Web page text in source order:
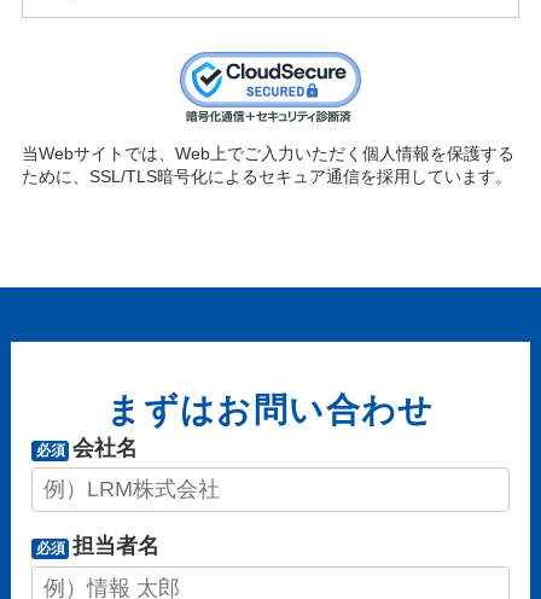
当Webサイトでは、Web上でご入力いただく個人情報を保護する
ために、SSL/TLS暗号化によるセキュア通信を採用しています。
まずはお問い合わせ
必須 会社名
必須 担当者名